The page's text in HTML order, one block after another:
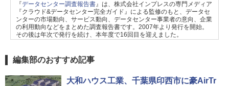
『データセンター調査報告書』は、株式会社インプレスの専門メディア
『クラウド&データセンター完全ガイド』による監修のもと、データセ
ンターの市場動向、サービス動向、データセンター事業者の意向、企業
の利用動向などをまとめた調査報告書です。2007年より発行を開始。
その後は年次で発行を続け、本年度で16回目を迎えました。
編集部のおすすめ記事
大和ハウス工業、千葉県印西市に豪AirTr